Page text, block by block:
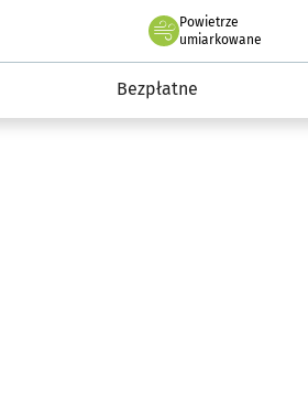
Powietrze
we Wrocławiu
umiarkowane
Bezpłatne